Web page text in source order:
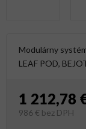
Modulárny
LEAF POD,
1 212,78
986 € bez DPH